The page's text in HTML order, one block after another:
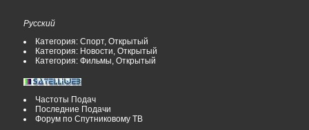
Русский
Категория: Спорт, Открытый
Категория: Новости, Открытый
Категория: Фильмы, Открытый
Частоты Подач
Последние Подачи
Форум по Спутниковому ТВ